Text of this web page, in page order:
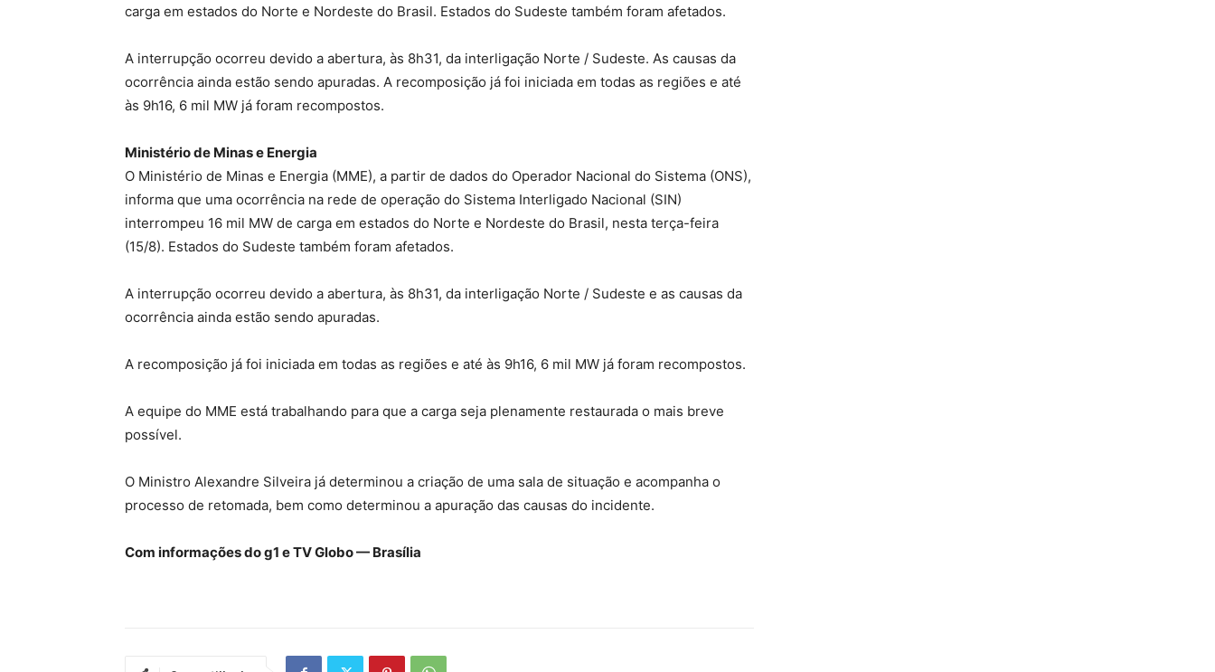
carga em estados do Norte e Nordeste do Brasil. Estados do Sudeste também foram afetados.
A interrupção ocorreu devido a abertura, às 8h31, da interligação Norte / Sudeste. As causas da
ocorrência ainda estão sendo apuradas. A recomposição já foi iniciada em todas as regiões e até
às 9h16, 6 mil MW já foram recompostos.
Ministério de Minas e Energia
O Ministério de Minas e Energia (MME), a partir de dados do Operador Nacional do Sistema (ONS),
informa que uma ocorrência na rede de operação do Sistema Interligado Nacional (SIN)
interrompeu 16 mil MW de carga em estados do Norte e Nordeste do Brasil, nesta terça-feira
(15/8). Estados do Sudeste também foram afetados.
A interrupção ocorreu devido a abertura, às 8h31, da interligação Norte / Sudeste e as causas da
ocorrência ainda estão sendo apuradas.
A recomposição já foi iniciada em todas as regiões e até às 9h16, 6 mil MW já foram recompostos.
A equipe do MME está trabalhando para que a carga seja plenamente restaurada o mais breve
possível.
O Ministro Alexandre Silveira já determinou a criação de uma sala de situação e acompanha o
processo de retomada, bem como determinou a apuração das causas do incidente.
Com informações do g1 e TV Globo — Brasília